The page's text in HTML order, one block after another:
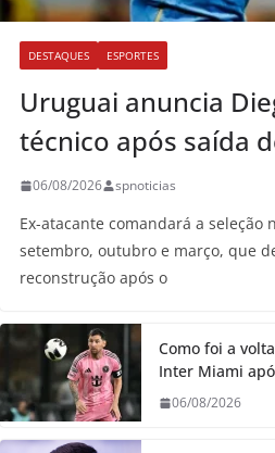
DESTAQUES ESPORTES
Uruguai anuncia
técnico após saída
06/08/2026 spnoticias
Ex-atacante comandará a seleção
setembro, outubro e março, que
reconstrução após o
Como foi a
Inter Miami
06/08/2026